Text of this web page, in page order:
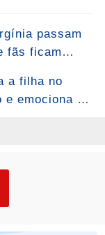
passam
fãs ficam
a filha no
e emociona a